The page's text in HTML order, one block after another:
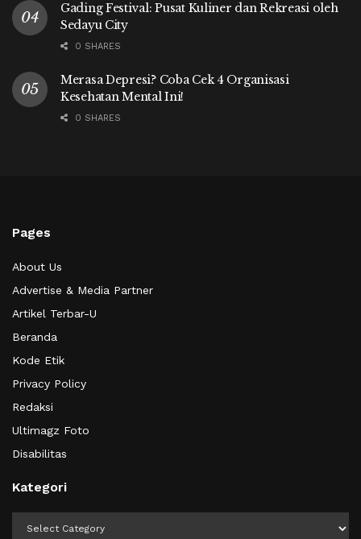
Gading Festival: Pusat Kuliner dan Rekreasi oleh
Sedayu City
0 SHARES
Merasa Depresi? Coba Cek 4 Organisasi
Kesehatan Mental Ini!
0 SHARES
Pages
About Us
Advertise & Media Partner
Artikel Terbar-U
Beranda
Kode Etik
Privacy Policy
Redaksi
Ultimagz Foto
Disabilitas
Kategori